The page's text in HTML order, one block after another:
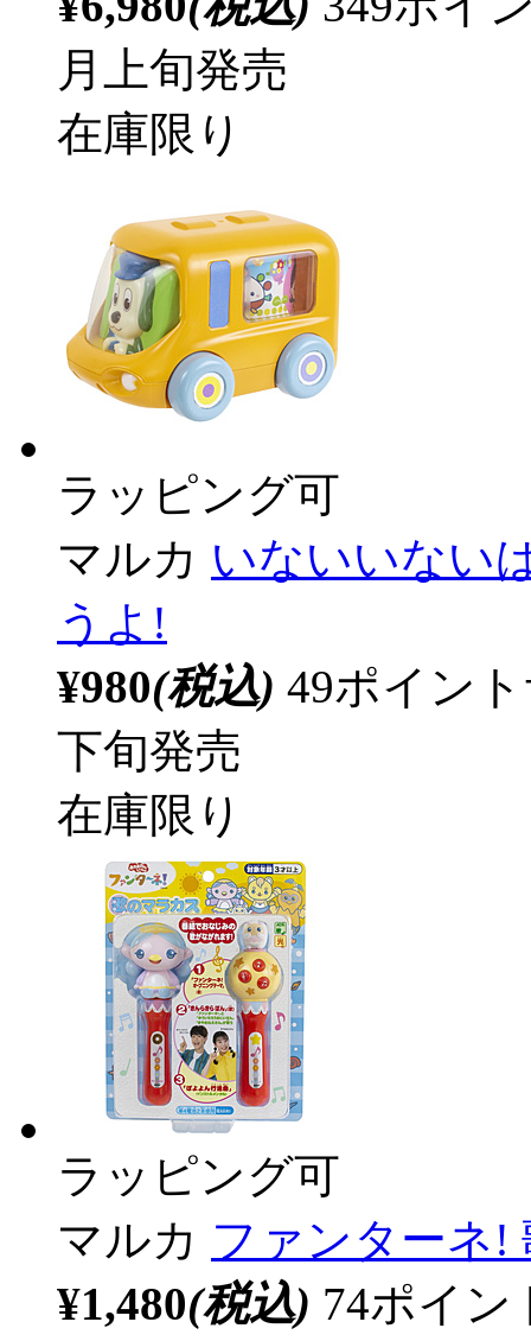
月上旬発売
在庫限り
ラッピング可
マルカ いないいない
うよ!
¥980(税込) 49ポイン
下旬発売
在庫限り
ラッピング可
マルカ ファンターネ!
¥1,480(税込) 74ポイ